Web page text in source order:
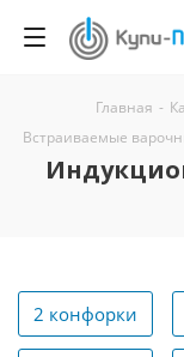
Главная -
Встраиваемые
2 конфорки